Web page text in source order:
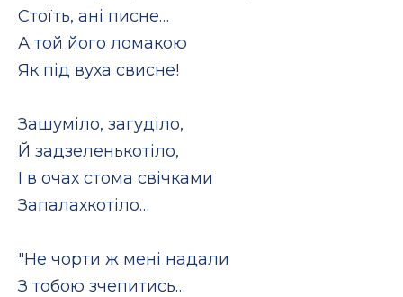
Стоїть, ані писне…
А той його ломакою
Як під вуха свисне!
Зашуміло, загуділо,
Й задзеленькотіло,
І в очах стома свічками
Запалахкотіло…
"Не чорти ж мені надали
З тобою зчепитись…